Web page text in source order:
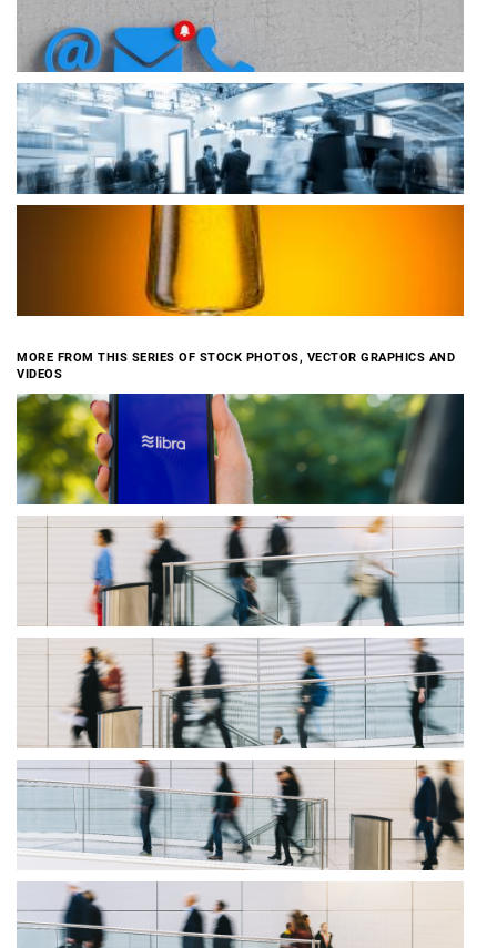
MORE FROM THIS SERIES OF STOCK PHOTOS, VECTOR GRAPHICS AND
VIDEOS